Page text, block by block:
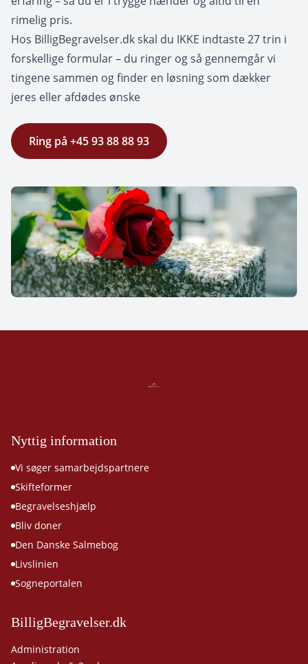
rimelig pris.
Hos BilligBegravelser.dk skal du IKKE indtaste 27 trin i
forskellige formular – du ringer og så gennemgår vi
tingene sammen og finder en løsning som dækker
jeres eller afdødes ønske
Ring på +45 93 88 88 93
Nyttig information
Vi søger samarbejdspartnere
Skifteformer
Begravelseshjælp
Bliv doner
Den Danske Salmebog
Livslinien
Sogneportalen
BilligBegravelser.dk
Administration